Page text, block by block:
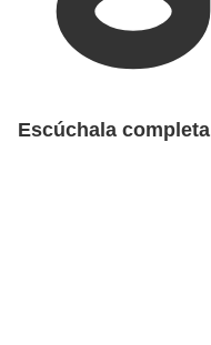
Escúchala completa